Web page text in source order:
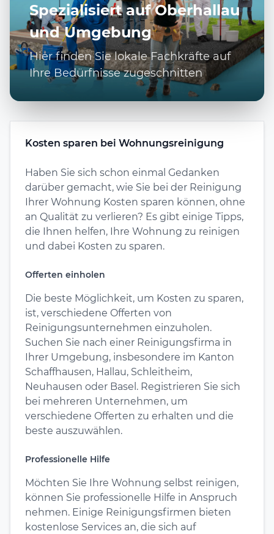
Spezialisiert auf Oberhallau
und Umgebung
Hier finden Sie lokale Fachkräfte auf
Ihre Bedürfnisse zugeschnitten
Kosten sparen bei Wohnungsreinigung
Haben Sie sich schon einmal Gedanken
darüber gemacht, wie Sie bei der Reinigung
Ihrer Wohnung Kosten sparen können, ohne
an Qualität zu verlieren? Es gibt einige Tipps,
die Ihnen helfen, Ihre Wohnung zu reinigen
und dabei Kosten zu sparen.
Offerten einholen
Die beste Möglichkeit, um Kosten zu sparen,
ist, verschiedene Offerten von
Reinigungsunternehmen einzuholen.
Suchen Sie nach einer Reinigungsfirma in
Ihrer Umgebung, insbesondere im Kanton
Schaffhausen, Hallau, Schleitheim,
Neuhausen oder Basel. Registrieren Sie sich
bei mehreren Unternehmen, um
verschiedene Offerten zu erhalten und die
beste auszuwählen.
Professionelle Hilfe
Möchten Sie Ihre Wohnung selbst reinigen,
können Sie professionelle Hilfe in Anspruch
nehmen. Einige Reinigungsfirmen bieten
kostenlose Services an, die sich auf